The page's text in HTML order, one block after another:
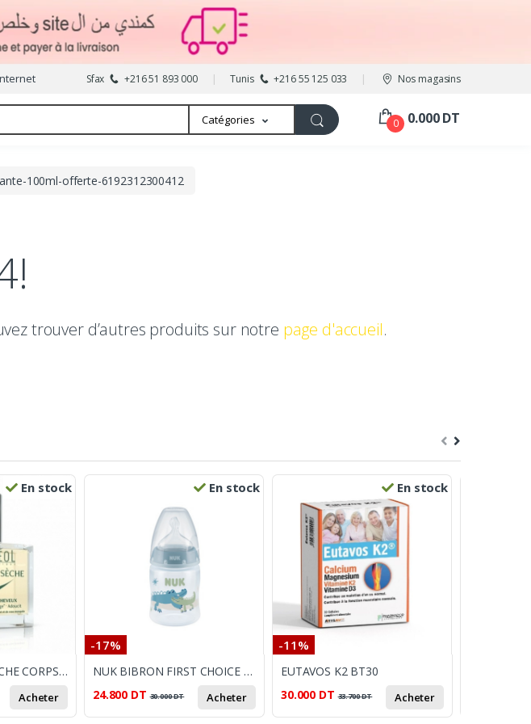
Sfax +216 51 893 000 Tunis +216 55 125 033 Nos magasins
Catégories 0 0.000 DT
100ml-offerte-6192312300412
trouver d’autres produits sur notre page d'accueil.
En stock
LUXEOL HUILE SECHE CORPS ET CHEVEUX 100ML
Acheter
En stock
-17%
NUK BIBRON FIRST CHOICE TEMPERATUR CONTROL 0-6Mois 150 ml
24.800 DT 30.000DT Acheter
En stock
-11%
EUTAVOS K2 BT30
30.000 DT 33.700DT Acheter